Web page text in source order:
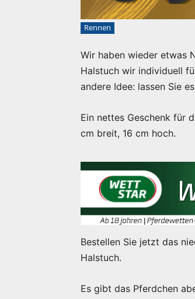
Rennen
Wir haben wieder etwas
Halstuch wir individuell
andere Idee: lassen Sie
Ein nettes Geschenk für
cm breit, 16 cm hoch.
Bestellen Sie jetzt das
Halstuch.
Es gibt das Pferdchen